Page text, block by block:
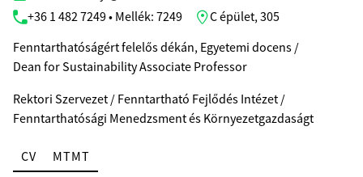
+36 1 482 7249 • Mellék: 7249
C épület, 305
Fenntarthatóságért felelős dékán, Egyetemi docens /
Dean for Sustainability Associate Professor
Rektori Szervezet / Fenntartható Fejlődés Intézet /
Fenntarthatósági Menedzsment és Környezetgazdaságt
CV MTMT